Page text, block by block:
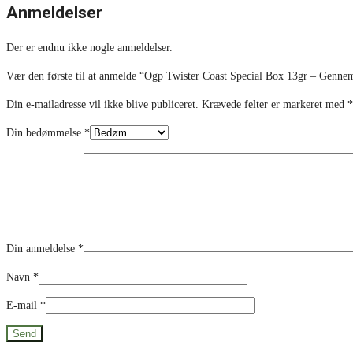
Anmeldelser
Der er endnu ikke nogle anmeldelser.
Vær den første til at anmelde “Ogp Twister Coast Special Box 13gr –
Din e-mailadresse vil ikke blive publiceret. Krævede felter er markeret med *
Din bedømmelse *
Din anmeldelse *
Navn *
E-mail *